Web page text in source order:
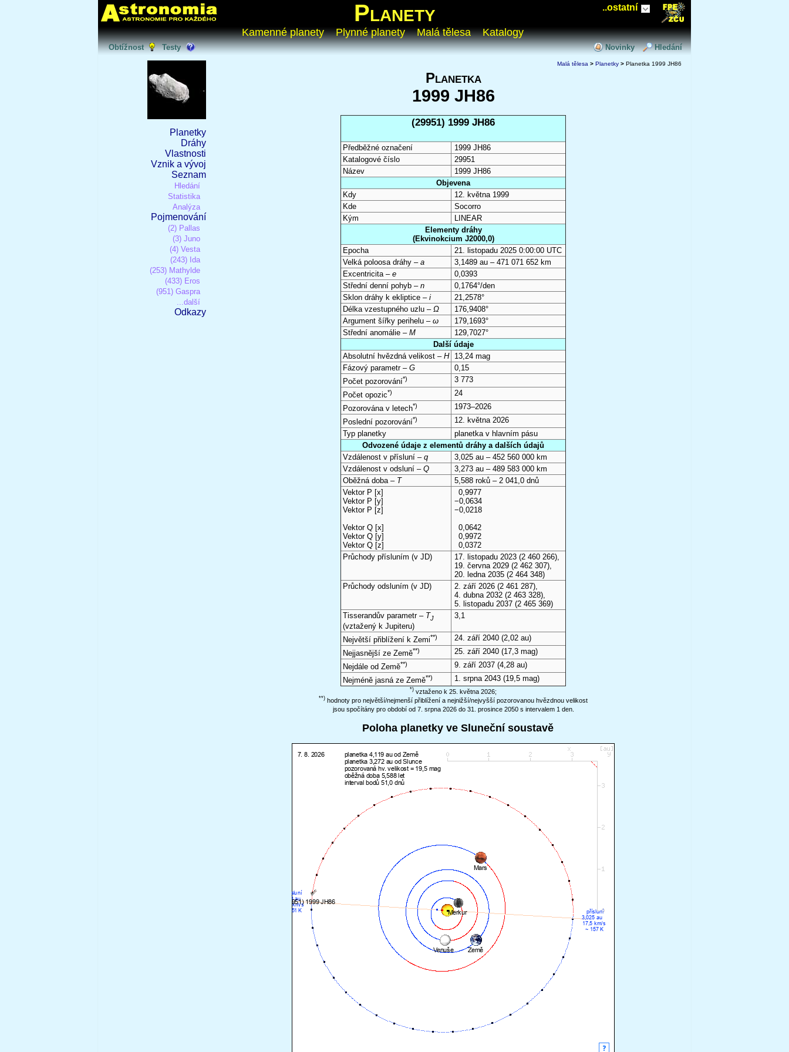
..ostatní
Planety
Kamenné planety Plynné planety Malá tělesa Katalogy
Obtížnost Testy Novinky Hledání
Planetky
Dráhy
Vlastnosti
Vznik a vývoj
Seznam
Hledání
Statistika
Analýza
Pojmenování
(2) Pallas
(3) Juno
(4) Vesta
(243) Ida
(253) Mathylde
(433) Eros
(951) Gaspra
...další
Odkazy
Malá tělesa > Planetky > Planetka 1999 JH86
Planetka
1999 JH86
(29951) 1999 JH86
Předběžné označení
1999 JH86
Katalogové číslo
29951
Název
1999 JH86
Objevena
Kdy
12. května 1999
Kde
Socorro
Kým
LINEAR
Elementy dráhy
(Ekvinokcium J2000,0)
Epocha
21. listopadu 2025 0:00:00 UTC
Velká poloosa dráhy – a
3,1489 au – 471 071 652 km
Excentricita – e
0,0393
Střední denní pohyb – n
0,1764°/den
Sklon dráhy k ekliptice – i
21,2578°
Délka vzestupného uzlu – Ω
176,9408°
Argument šířky perihelu – ω
179,1693°
Střední anomálie – M
129,7027°
Další údaje
Absolutní hvězdná velikost – H
13,24 mag
Fázový parametr – G
0,15
Počet pozorování*)
3 773
Počet opozic*)
24
Pozorována v letech*)
1973–2026
Poslední pozorování*)
12. května 2026
Typ planetky
planetka v hlavním pásu
Odvozené údaje z elementů dráhy a dalších údajů
Vzdálenost v přísluní – q
3,025 au – 452 560 000 km
Vzdálenost v odsluní – Q
3,273 au – 489 583 000 km
Oběžná doba – T
5,588 roků – 2 041,0 dnů
Vektor P [x]
Vektor P [y]
Vektor P [z]
Vektor Q [x]
Vektor Q [y]
Vektor Q [z]
0,9977
−0,0634
−0,0218
0,0642
0,9972
0,0372
Průchody přísluním (v JD) 17. listopadu 2023 (2 460 266),
19. června 2029 (2 462 307),
20. ledna 2035 (2 464 348)
Průchody odsluním (v JD) 2. září 2026 (2 461 287),
4. dubna 2032 (2 463 328),
5. listopadu 2037 (2 465 369)
Tisserandův parametr – TJ
(vztažený k Jupiteru)
3,1
Největší přiblížení k Zemi**) 24. září 2040 (2,02 au)
Nejjasnější ze Země**) 25. září 2040 (17,3 mag)
Nejdále od Země**) 9. září 2037 (4,28 au)
Nejméně jasná ze Země**) 1. srpna 2043 (19,5 mag)
*) vztaženo k 25. května 2026;
**) hodnoty pro největší/nejmenší přiblížení a nejnižší/nejvyšší pozorovanou hvězdnou velikost
jsou spočítány pro období od 7. srpna 2026 do 31. prosince 2050 s intervalem 1 den.
Poloha planetky ve Sluneční soustavě